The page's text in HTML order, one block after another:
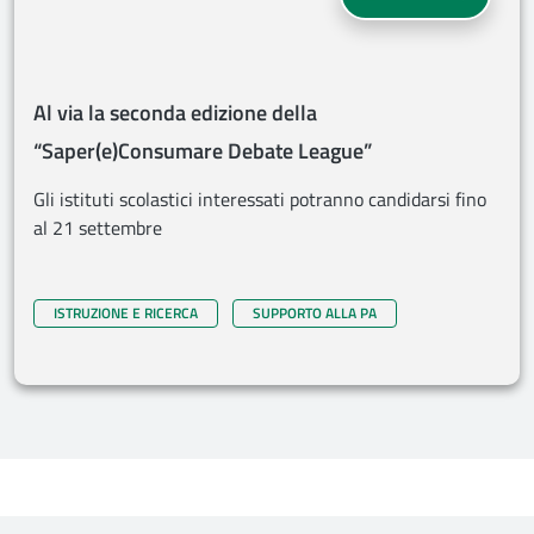
Al via la seconda edizione della
“Saper(e)Consumare Debate League”
Gli istituti scolastici interessati potranno candidarsi fino
al 21 settembre
ISTRUZIONE E RICERCA SUPPORTO ALLA PA